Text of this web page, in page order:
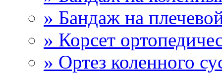
» Бандаж на
» Корсет
» Ортез коленного